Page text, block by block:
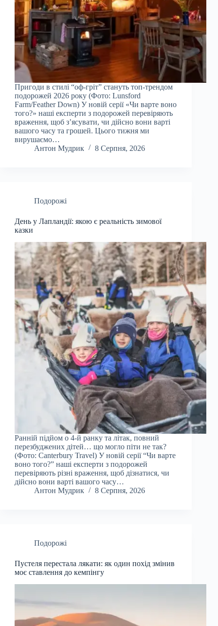
Пригоди в стилі “оф-гріт” стануть топ-трендом
подорожей 2026 року (Фото: Lunsford
Farm/Feather Down) У новій серії «Чи варте воно
того?» наші експерти з подорожей перевіряють
враження, щоб з’ясувати, чи дійсно вони варті
вашого часу та грошей. Цього тижня ми
вирушаємо…
Антон Мудрик
8 Серпня, 2026
Подорожі
День у Лапландії: якою є реальність зимової
казки
Ранній підйом о 4-й ранку та літак, повний
перезбуджених дітей… що могло піти не так?
(Фото: Canterbury Travel) У новій серії “Чи варте
воно того?” наші експерти з подорожей
перевіряють різні враження, щоб дізнатися, чи
дійсно вони варті вашого часу…
Антон Мудрик
8 Серпня, 2026
Подорожі
Пустеля перестала лякати: як один похід змінив
моє ставлення до кемпінгу